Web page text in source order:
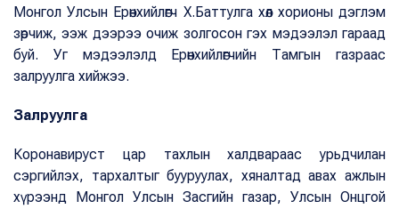
Монгол Улсын Ерөнхийлөгч Х.Баттулга хөл хорионы дэглэм
зөрчиж, ээж дээрээ очиж золгосон гэх мэдээлэл гараад
буй. Уг мэдээлэлд Ерөнхийлөгчийн Тамгын газраас
залруулга хийжээ.
Залруулга
Коронавируст цар тахлын халдвараас урьдчилан
сэргийлэх, тархалтыг бууруулах, хяналтад авах ажлын
хүрээнд Монгол Улсын Засгийн газар, Улсын Онцгой